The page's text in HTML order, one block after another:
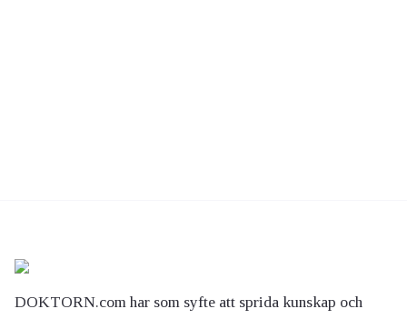
DOKTORN.com har som syfte att sprida kunskap och